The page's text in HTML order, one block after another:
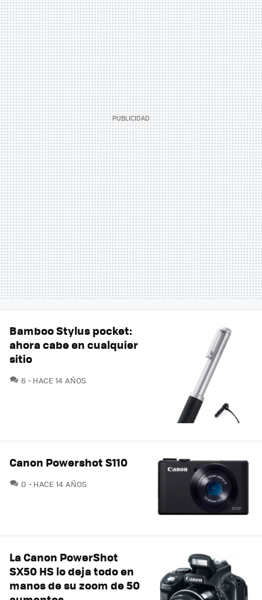
Bamboo Stylus pocket:
ahora cabe en cualquier
sitio
6 COMENTARIOS
HACE 14 AÑOS
Canon Powershot S110
0 COMENTARIOS
HACE 14 AÑOS
La Canon PowerShot
SX50 HS lo deja todo en
manos de su zoom de 50